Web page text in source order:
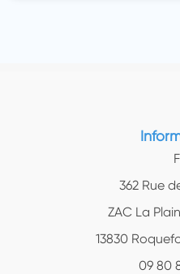
362 Rue
ZAC La
13830
09 80